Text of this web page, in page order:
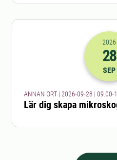
2026
28
SEP
ANNAN ORT | 2026-09-28 | 09.00-
Lär dig skapa